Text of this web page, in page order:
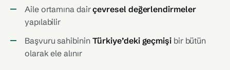
Aile ortamına dairçevresel değerlendirmeler
yapılabilir
Başvuru sahibinin Türkiye’deki geçmişibir bütün
olarak ele alınır